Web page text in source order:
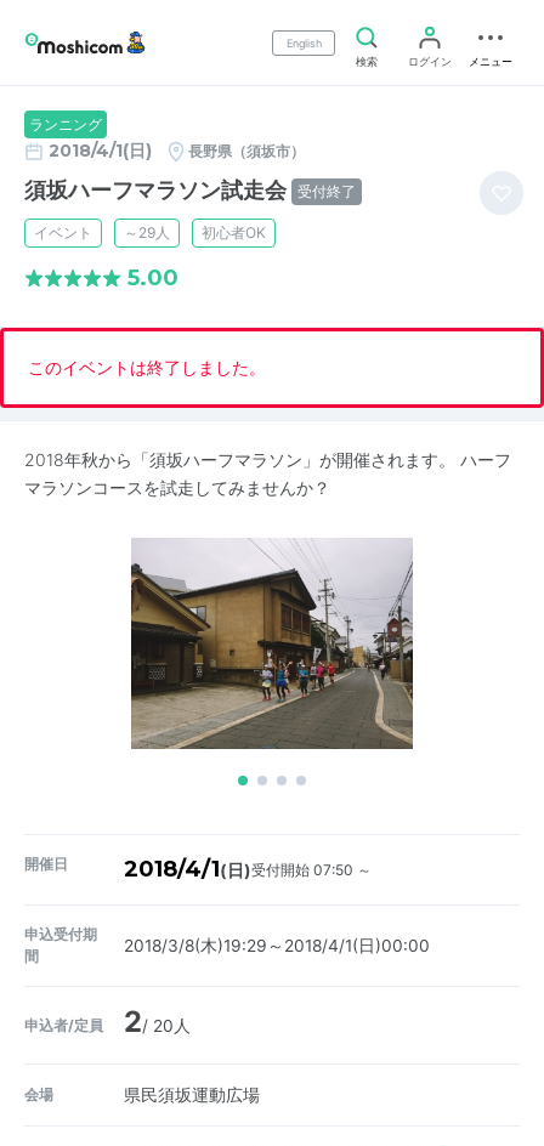
English
検索
ログイン メニュー
ランニング
2018/4/1(日) 長野県（須坂市）
須坂ハーフマラソン試走会 受付終了
イベント ～29人 初心者OK
5.00
このイベントは終了しました。
2018年秋から「須坂ハーフマラソン」が開催されます。 ハーフ
マラソンコースを試走してみませんか？
開催日 2018/4/1(日)受付開始 07:50 ～
申込受付期
間
2018/3/8(木)19:29～2018/4/1(日)00:00
申込者/定員 2/ 20人
会場 県民須坂運動広場